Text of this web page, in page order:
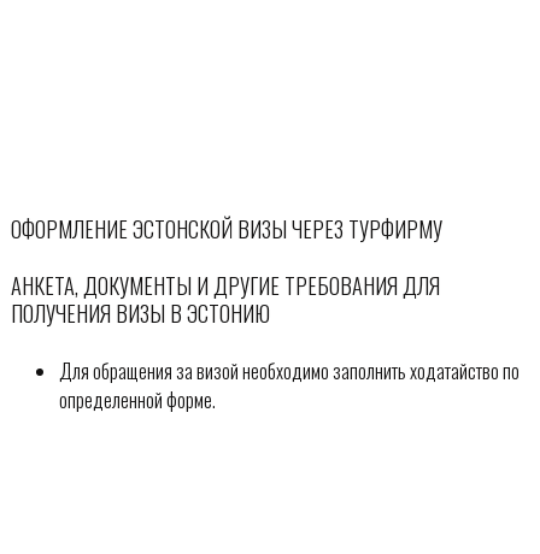
ОФОРМЛЕНИЕ ЭСТОНСКОЙ ВИЗЫ ЧЕРЕЗ ТУРФИРМУ
АНКЕТА, ДОКУМЕНТЫ И ДРУГИЕ ТРЕБОВАНИЯ ДЛЯ
ПОЛУЧЕНИЯ ВИЗЫ В ЭСТОНИЮ
Для обращения за визой необходимо заполнить ходатайство по
определенной форме.